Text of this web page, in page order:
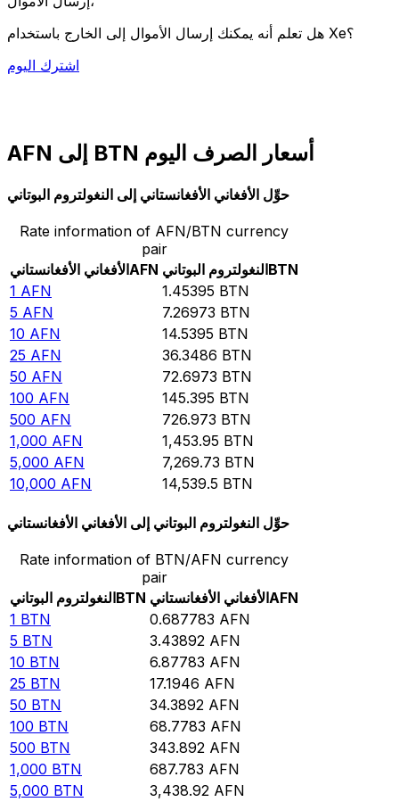
هل تعلم أنه يمكنك إرسال الأموال إلى الخارج باستخدام Xe؟
اشترك اليوم
AFN إلى BTN أسعار الصرف اليوم
حوِّل الأفغاني الأفغانستاني إلى النغولتروم البوتاني
Rate information of AFN/BTN currency
pair
الأفغاني الأفغانستانيAFN النغولتروم البوتانيBTN
1 AFN 1.45395 BTN
5 AFN 7.26973 BTN
10 AFN 14.5395 BTN
25 AFN 36.3486 BTN
50 AFN 72.6973 BTN
100 AFN 145.395 BTN
500 AFN 726.973 BTN
1,000 AFN 1,453.95 BTN
5,000 AFN 7,269.73 BTN
10,000 AFN 14,539.5 BTN
حوِّل النغولتروم البوتاني إلى الأفغاني الأفغانستاني
Rate information of BTN/AFN currency
pair
النغولتروم البوتانيBTN الأفغاني الأفغانستانيAFN
1 BTN 0.687783 AFN
5 BTN 3.43892 AFN
10 BTN 6.87783 AFN
25 BTN 17.1946 AFN
50 BTN 34.3892 AFN
100 BTN 68.7783 AFN
500 BTN 343.892 AFN
1,000 BTN 687.783 AFN
5,000 BTN 3,438.92 AFN